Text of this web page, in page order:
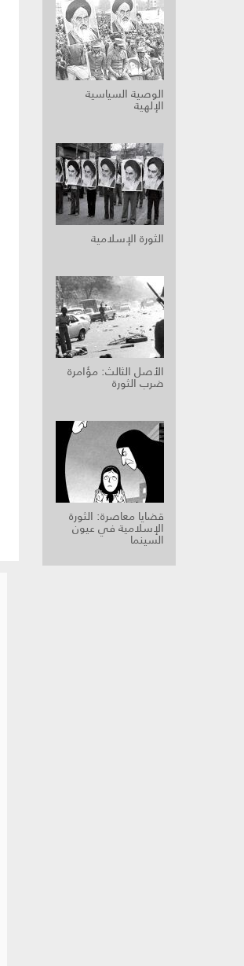
الوصية السياسية
الإلهية
الثورة الإسلامية
الأصل الثالث: مؤامرة
ضرب الثورة
قضايا معاصرة: الثورة
الإسلامية في عيون
السينما